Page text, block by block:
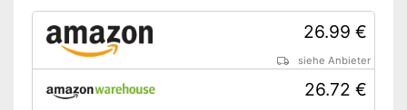
26.99 €
siehe Anbieter
26.72 €